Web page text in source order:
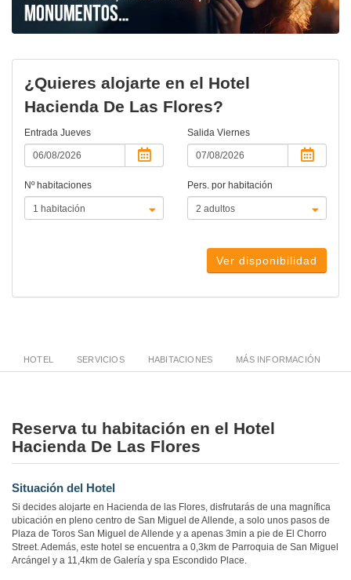
¿Quieres alojarte en el Hotel
Hacienda De Las Flores?
Entrada Jueves Salida Viernes
Nº habitaciones Pers. por habitación
Ver disponibilidad
HOTEL SERVICIOS HABITACIONES MÁS INFORMACIÓN
Reserva tu habitación en el Hotel
Hacienda De Las Flores
Situación del Hotel
Si decides alojarte en Hacienda de las Flores, disfrutarás de una magnífica
ubicación en pleno centro de San Miguel de Allende, a solo unos pasos de
Plaza de Toros San Miguel de Allende y a apenas 3min a pie de El Chorro
Street. Además, este hotel se encuentra a 0,3km de Parroquia de San Miguel
Arcángel y a 11,4km de Galería y spa Escondido Place.